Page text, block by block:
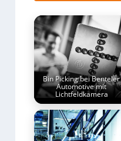
Bin Picking bei Benteler
Automotive mit
Lichtfeldkamera